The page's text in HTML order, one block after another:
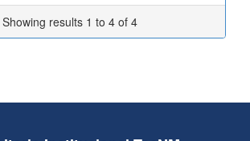
Showing results 1 to 4 of 4